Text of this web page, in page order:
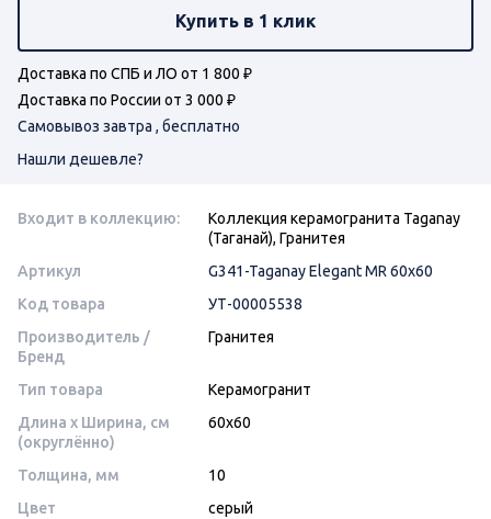
Купить в 1 клик
Доставка по СПБ и ЛО от 1 800 ₽
Доставка по России от 3 000 ₽
Самовывоз завтра , бесплатно
Нашли дешевле?
Входит в коллекцию:
Коллекция керамогранита Taganay
(Таганай), Гранитея
Артикул
G341-Taganay Elegant MR 60х60
Код товара
УТ-00005538
Производитель /
Бренд
Гранитея
Тип товара
Керамогранит
Длина x Ширина, см
(округлённо)
60x60
Толщина, мм
10
Цвет
серый